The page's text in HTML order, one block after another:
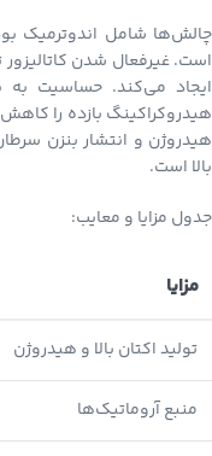
چالش‌ها شامل اندوترمیک
ایجاد می‌کند. حساسیت به
هیدروکراکینگ بازده را
هیدروژن و انتشار بنزن
بالا است.
جدول مزایا و معایب:
مزایا
تولید اکتان بالا و هیدروژن
منبع آروماتیک‌ها